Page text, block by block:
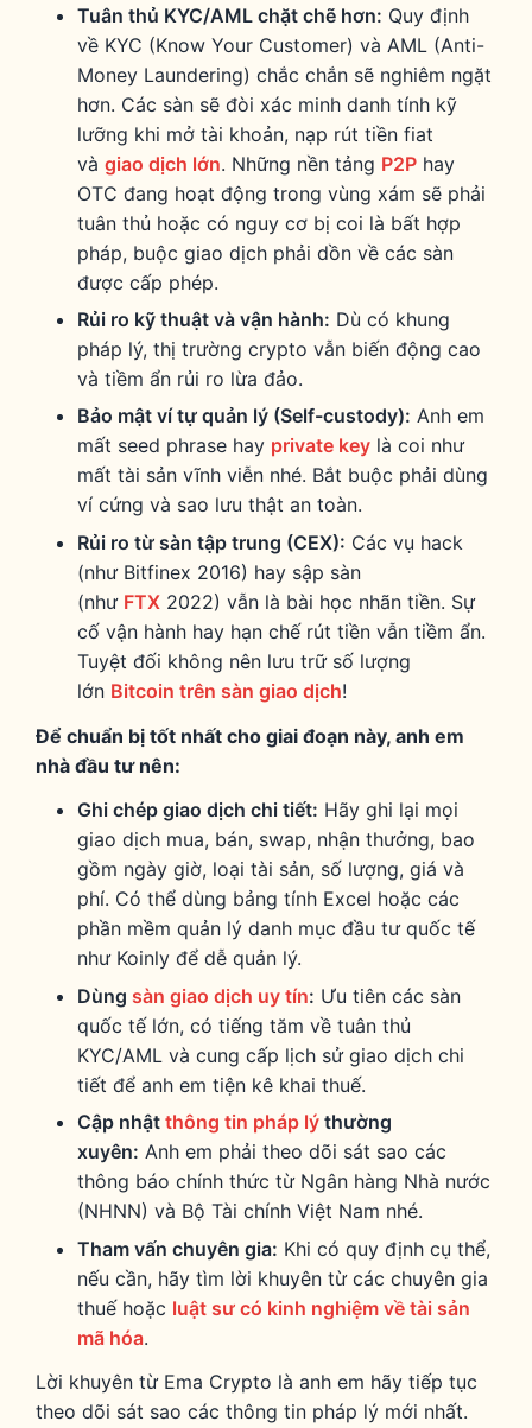
Tuân thủ KYC/AML chặt chẽ hơn: Quy định
về KYC (Know Your Customer) và AML (Anti-
Money Laundering) chắc chắn sẽ nghiêm ngặt
hơn. Các sàn sẽ đòi xác minh danh tính kỹ
lưỡng khi mở tài khoản, nạp rút tiền fiat
vàgiao dịch lớn. Những nền tảng P2P hay
OTC đang hoạt động trong vùng xám sẽ phải
tuân thủ hoặc có nguy cơ bị coi là bất hợp
pháp, buộc giao dịch phải dồn về các sàn
được cấp phép.
Rủi ro kỹ thuật và vận hành: Dù có khung
pháp lý, thị trường crypto vẫn biến động cao
và tiềm ẩn rủi ro lừa đảo.
Bảo mật ví tự quản lý (Self-custody): Anh em
mất seed phrase hay private key là coi như
mất tài sản vĩnh viễn nhé. Bắt buộc phải dùng
ví cứng và sao lưu thật an toàn.
Rủi ro từ sàn tập trung (CEX): Các vụ hack
(như Bitfinex 2016) hay sập sàn
(như FTX 2022) vẫn là bài học nhãn tiền. Sự
cố vận hành hay hạn chế rút tiền vẫn tiềm ẩn.
Tuyệt đối không nên lưu trữ số lượng
lớn Bitcoin trên sàn giao dịch!
Để chuẩn bị tốt nhất cho giai đoạn này, anh em
nhà đầu tư nên:
Ghi chép giao dịch chi tiết: Hãy ghi lại mọi
giao dịch mua, bán, swap, nhận thưởng, bao
gồm ngày giờ, loại tài sản, số lượng, giá và
phí. Có thể dùng bảng tính Excel hoặc các
phần mềm quản lý danh mục đầu tư quốc tế
như Koinly để dễ quản lý.
Dùng sàn giao dịch uy tín: Ưu tiên các sàn
quốc tế lớn, có tiếng tăm về tuân thủ
KYC/AML và cung cấp lịch sử giao dịch chi
tiết để anh em tiện kê khai thuế.
Cập nhậtthông tin pháp lý thường
xuyên: Anh em phải theo dõi sát sao các
thông báo chính thức từ Ngân hàng Nhà nước
(NHNN) và Bộ Tài chính Việt Nam nhé.
Tham vấn chuyên gia: Khi có quy định cụ thể,
nếu cần, hãy tìm lời khuyên từ các chuyên gia
thuế hoặc luật sư có kinh nghiệm về tài sản
mã hóa.
Lời khuyên từ Ema Crypto là anh em hãy tiếp tục
theo dõi sát sao các thông tin pháp lý mới nhất.